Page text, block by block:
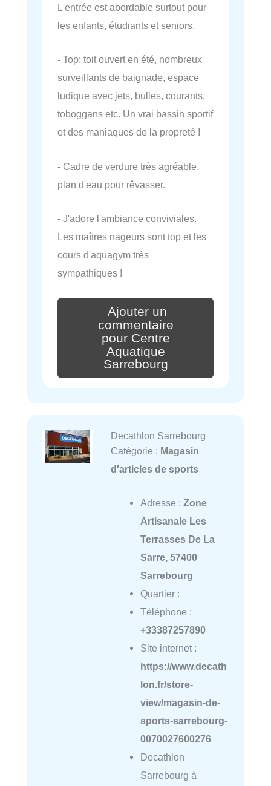
L'entrée est abordable surtout pour
les enfants, étudiants et seniors.
- Top: toit ouvert en été, nombreux
surveillants de baignade, espace
ludique avec jets, bulles, courants,
toboggans etc. Un vrai bassin sportif
et des maniaques de la propreté !
- Cadre de verdure très agréable,
plan d'eau pour rêvasser.
- J'adore l'ambiance conviviales.
Les maîtres nageurs sont top et les
cours d'aquagym très
sympathiques !
Ajouter un
commentaire
pour Centre
Aquatique
Sarrebourg
Decathlon Sarrebourg
Catégorie : Magasin
d'articles de sports
Adresse : Zone
Artisanale Les
Terrasses De La
Sarre, 57400
Sarrebourg
Quartier :
Téléphone :
+33387257890
Site internet :
https://www.decath
lon.fr/store-
view/magasin-de-
sports-sarrebourg-
0070027600276
Decathlon
Sarrebourg à